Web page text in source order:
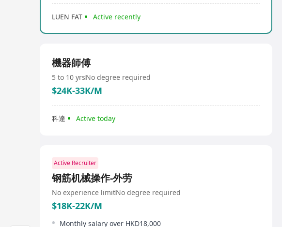
LUEN FAT Active recently
機器師傅
5 to 10 yrsNo degree required
$24K-33K/M
科達 Active today
Active Recruiter
钢筋机械操作-外劳
No experience limitNo degree required
$18K-22K/M
Monthly salary over HKD18,000